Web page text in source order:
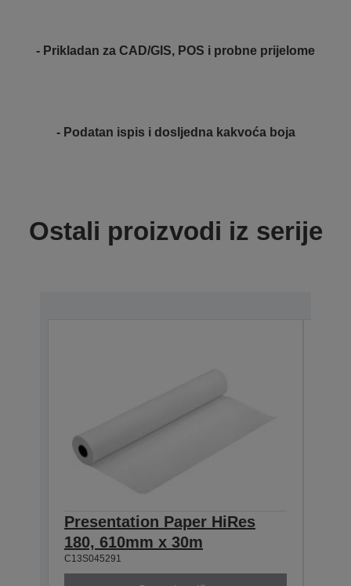
- Prikladan za CAD/GIS, POS i probne prijelome
- Podatan ispis i dosljedna kakvoća boja
Ostali proizvodi iz serije
Presentation Paper HiRes
180, 610mm x 30m
C13S045291